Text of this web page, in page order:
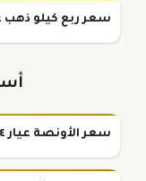
سعر ربع كيلو ذهب
سعر الأونصة عيار ٢٤